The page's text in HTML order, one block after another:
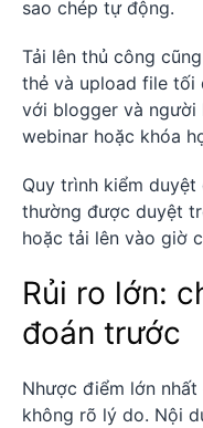
sao chép tự động.
Tải lên thủ công
thẻ và upload file tối
với blogger và người
webinar hoặc khóa
Quy trình kiểm
thường được duyệt
hoặc tải lên vào giờ
Rủi ro lớn:
đoán trước
Nhược điểm lớn
không rõ lý do. Nội